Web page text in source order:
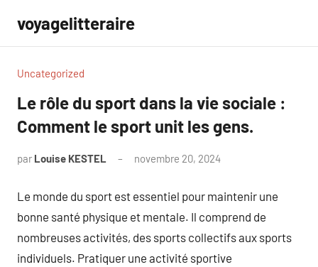
contenu
voyagelitteraire
Uncategorized
Le rôle du sport dans la vie sociale :
Comment le sport unit les gens.
par Louise KESTEL novembre 20, 2024
Le monde du sport est essentiel pour maintenir une
bonne santé physique et mentale. Il comprend de
nombreuses activités, des sports collectifs aux sports
individuels. Pratiquer une activité sportive